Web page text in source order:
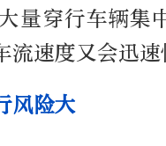
量穿行车辆集
速度又会迅速
风险大